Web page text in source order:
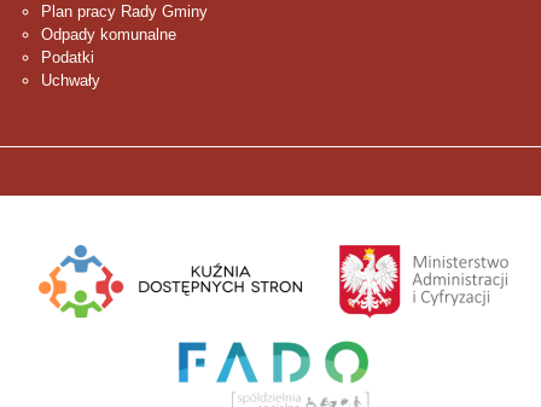
Plan pracy Rady Gminy
Odpady komunalne
Podatki
Uchwały